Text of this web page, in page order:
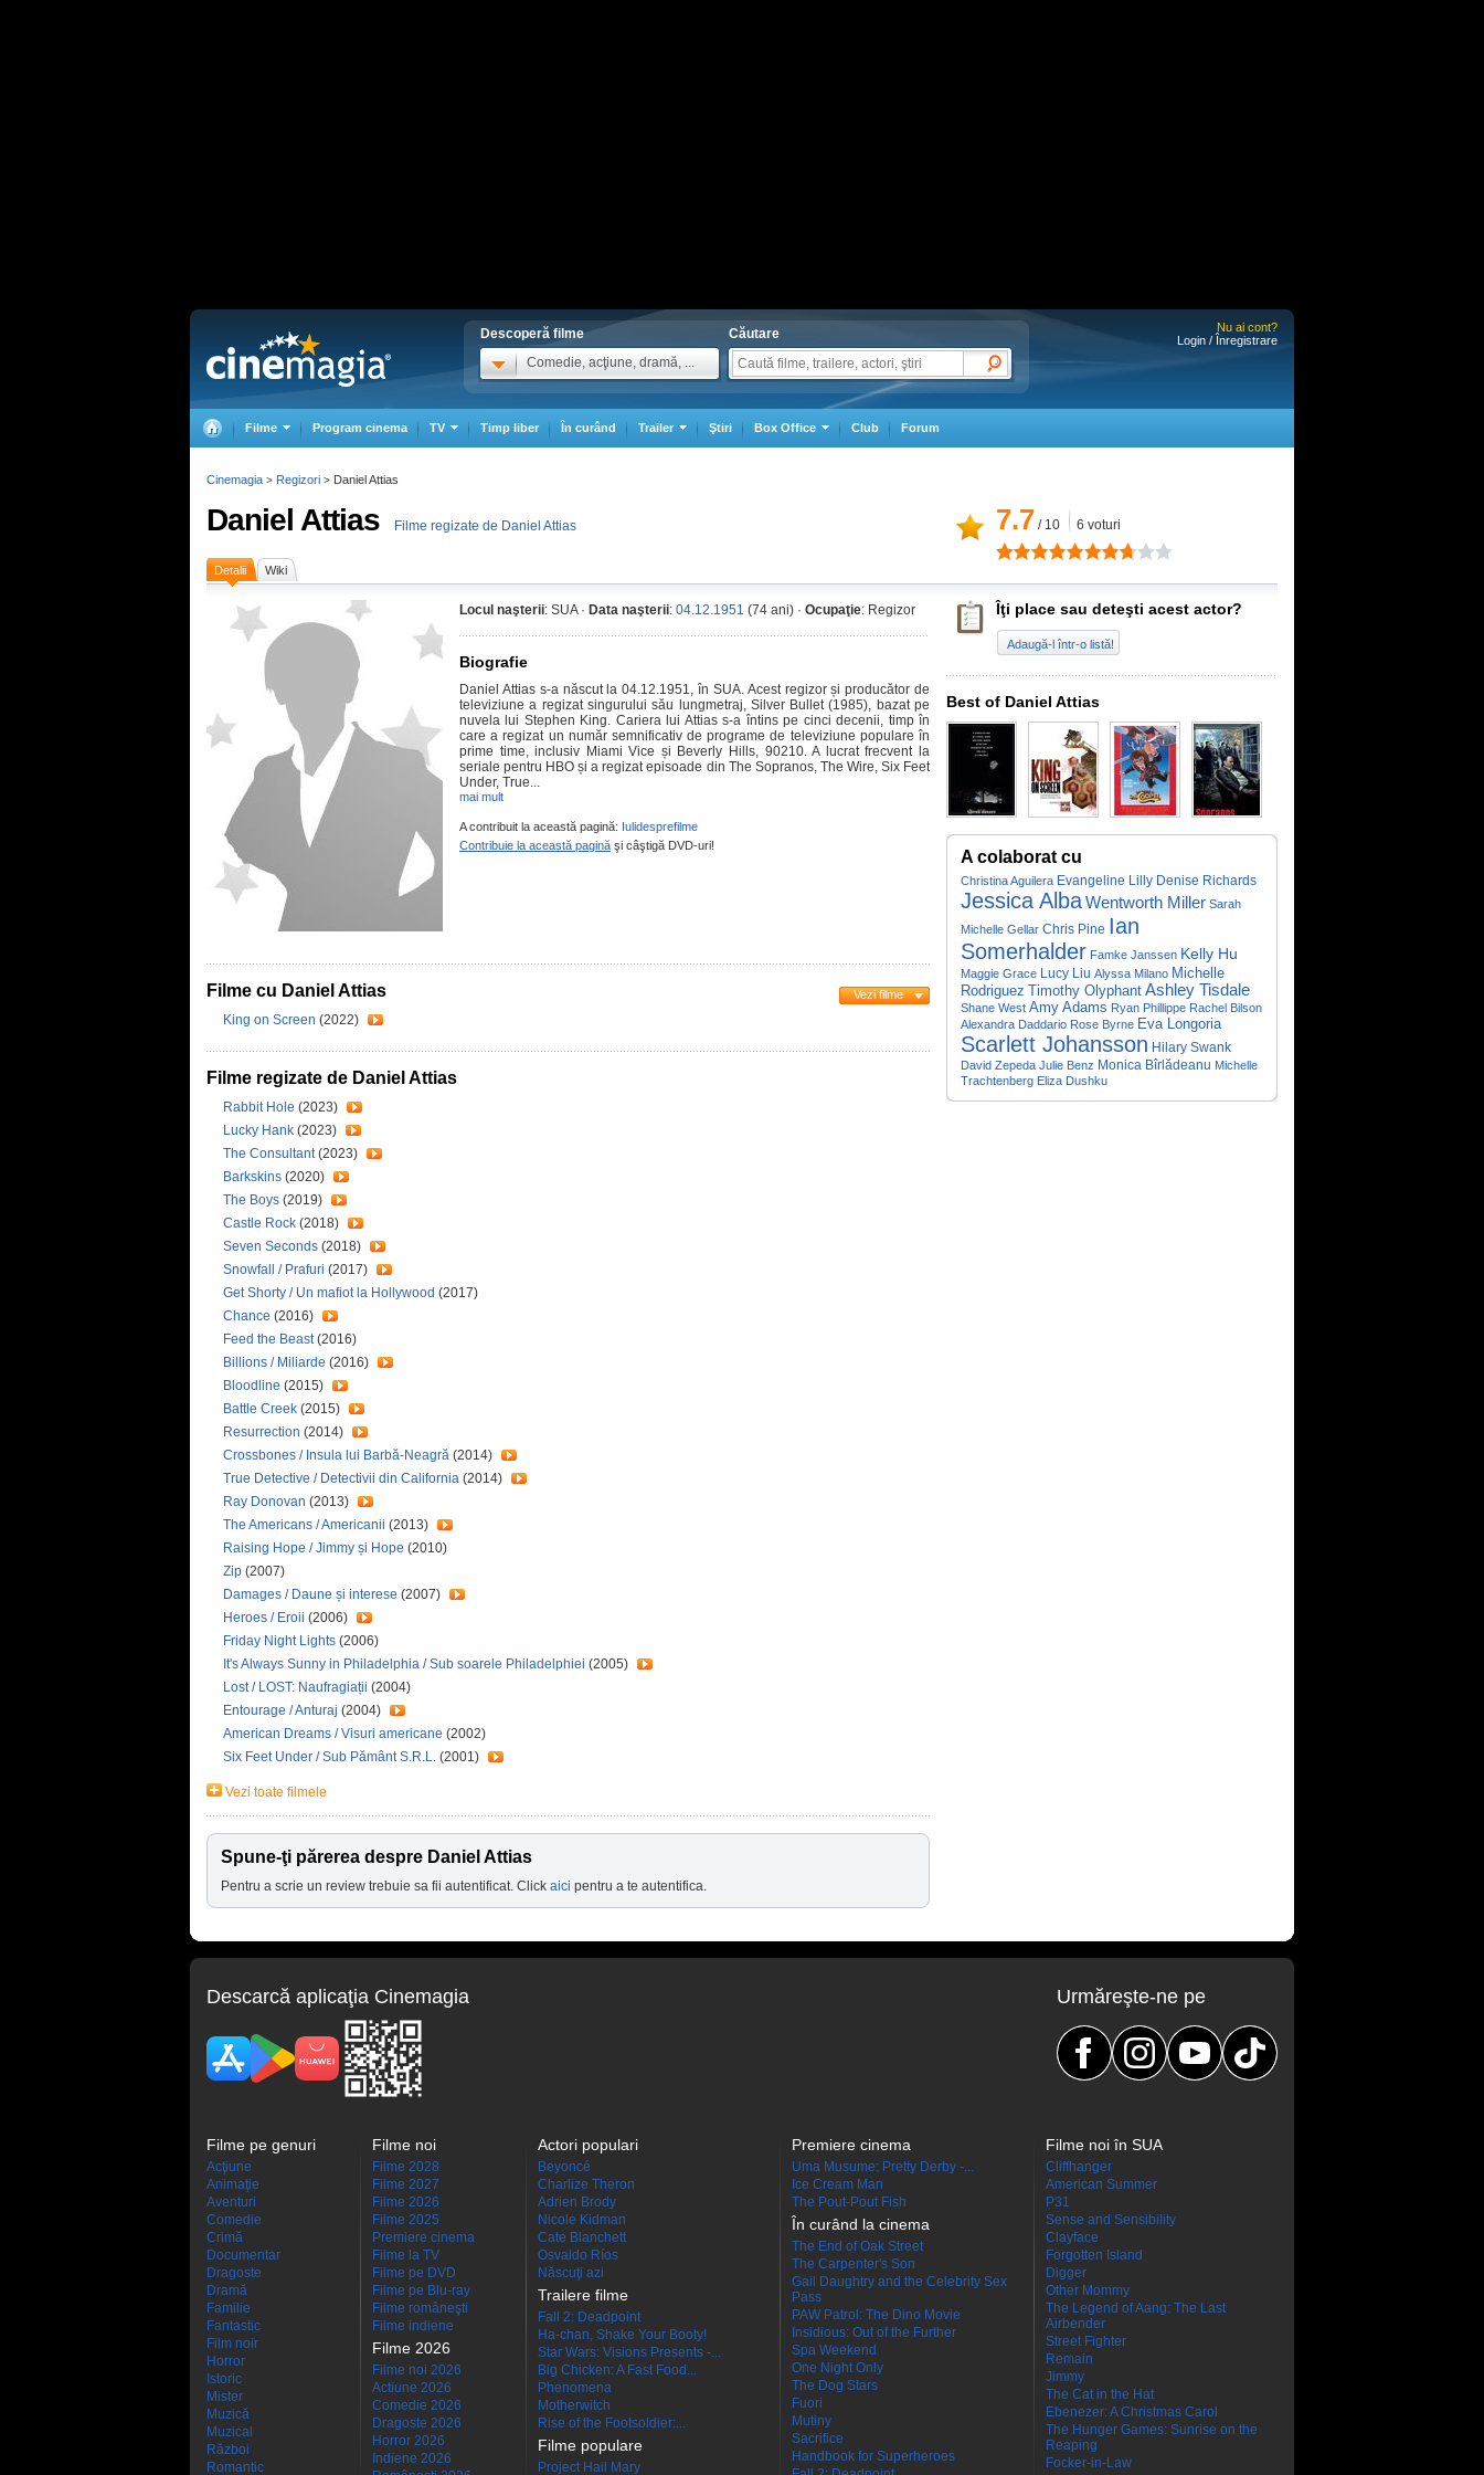
Descoperă filme
Comedie, acţiune, dramă, ...
Căutare
Nu ai cont?
Login / Înregistrare
Filme Program cinema TV Timp liber În curând Trailer Ştiri Box Office Club Forum
Daniel Attias Filme regizate de Daniel Attias 7.7 / 10 6 voturi
Detalii Wiki
Locul naşterii: SUA · Data naşterii: 04.12.1951 (74 ani) · Ocupaţie: Regizor
Biografie
Daniel Attias s-a născut la 04.12.1951, în SUA. Acest regizor și producător de
televiziune a regizat singurului său lungmetraj, Silver Bullet (1985), bazat pe
nuvela lui Stephen King. Cariera lui Attias s-a întins pe cinci decenii, timp în
care a regizat un număr semnificativ de programe de televiziune populare în
prime time, inclusiv Miami Vice și Beverly Hills, 90210. A lucrat frecvent la
seriale pentru HBO și a regizat episoade din The Sopranos, The Wire, Six Feet
Under, True...
mai mult
A contribuit la această pagină: Iulidesprefilme
Contribuie la această pagină şi câştigă DVD-uri!
Filme cu Daniel Attias Vezi filme
King on Screen (2022)
Filme regizate de Daniel Attias
Rabbit Hole (2023)
Lucky Hank (2023)
The Consultant(2023)
Barkskins (2020)
The Boys (2019)
Castle Rock (2018)
Seven Seconds (2018)
Snowfall / Prafuri (2017)
Get Shorty / Un mafiot la Hollywood (2017)
Chance (2016)
Feed the Beast(2016)
Billions / Miliarde (2016)
Bloodline (2015)
Battle Creek (2015)
Resurrection (2014)
Crossbones / Insula lui Barbă-Neagră (2014)
True Detective / Detectivii din California (2014)
Ray Donovan (2013)
The Americans / Americanii (2013)
Raising Hope / Jimmy și Hope (2010)
Zip (2007)
Damages / Daune și interese (2007)
Heroes / Eroii (2006)
Friday Night Lights (2006)
It's Always Sunny in Philadelphia / Sub soarele Philadelphiei (2005)
Lost / LOST: Naufragiații (2004)
Entourage / Anturaj (2004)
American Dreams / Visuri americane (2002)
Six Feet Under / Sub Pământ S.R.L. (2001)
Vezi toate filmele
Spune-ţi părerea despre Daniel Attias
Pentru a scrie un review trebuie sa fii autentificat. Click aici pentru a te autentifica.
Îţi place sau deteşti acest actor?
Adaugă-l într-o listă!
Best of Daniel Attias
A colaborat cu
Christina Aguilera Evangeline Lilly Denise Richards
Jessica AlbaWentworth Miller Sarah
Michelle Gellar Chris Pine Ian
Somerhalder Famke Janssen Kelly Hu
Maggie Grace Lucy Liu Alyssa Milano Michelle
Rodriguez
Timothy Olyphant Ashley Tisdale
Shane West Amy Adams Ryan Phillippe Rachel Bilson
Alexandra Daddario Rose Byrne Eva Longoria
Scarlett Johansson Hilary Swank
David Zepeda Julie Benz Monica Bîrlădeanu Michelle
Trachtenberg Eliza Dushku
Cinemagia > Regizori > Daniel Attias
Descarcă aplicaţia Cinemagia Urmăreşte-ne pe
Filme pe genuri
Acţiune
Animaţie
Aventuri
Comedie
Crimă
Documentar
Dragoste
Dramă
Familie
Fantastic
Film noir
Horror
Istoric
Mister
Muzică
Muzical
Război
Romantic
Filme noi
Filme 2028
Filme 2027
Filme 2026
Filme 2025
Premiere cinema
Filme la TV
Filme pe DVD
Filme pe Blu-ray
Filme româneşti
Filme indiene
Filme 2026
Filme noi 2026
Actiune 2026
Comedie 2026
Dragoste 2026
Horror 2026
Indiene 2026
Actori populari
Beyoncé
Charlize Theron
Adrien Brody
Nicole Kidman
Cate Blanchett
Osvaldo Ríos
Născuţi azi
Trailere filme
Fall 2: Deadpoint
Ha-chan, Shake Your Booty!
Star Wars: Visions Presents -...
Big Chicken: A Fast Food...
Phenomena
Motherwitch
Rise of the Footsoldier:...
Filme populare
Project Hail Mary
Premiere cinema
Uma Musume: Pretty Derby -...
Ice Cream Man
The Pout-Pout Fish
În curând la cinema
The End of Oak Street
The Carpenter's Son
Gail Daughtry and the Celebrity Sex
Pass
PAW Patrol: The Dino Movie
Insidious: Out of the Further
Spa Weekend
One Night Only
The Dog Stars
Fuori
Mutiny
Sacrifice
Handbook for Superheroes
Filme noi în SUA
Cliffhanger
American Summer
P31
Sense and Sensibility
Clayface
Forgotten Island
Digger
Other Mommy
The Legend of Aang: The Last
Airbender
Street Fighter
Remain
Jimmy
The Cat in the Hat
Ebenezer: A Christmas Carol
The Hunger Games: Sunrise on the
Reaping
Focker-in-Law